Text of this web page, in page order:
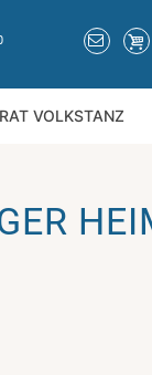
VOLKSTANZ